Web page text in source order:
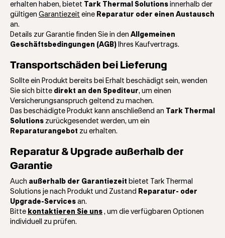
erhalten haben, bietet
Tark Thermal Solutions innerhalb der
gültigen Garantiezeit eine Reparatur oder einen Austausch
an.
Details zur Garantie finden Sie in den Allgemeinen
Geschäftsbedingungen (AGB) Ihres Kaufvertrags.
Transportschäden bei Lieferung
Sollte ein Produkt bereits bei Erhalt beschädigt sein, wenden
Sie sich bitte direkt an den Spediteur, um einen
Versicherungsanspruch geltend zu machen.
Das beschädigte Produkt kann anschließend an
Tark Thermal
Solutions zurückgesendet werden, um ein
Reparaturangebot zu erhalten.
Reparatur & Upgrade außerhalb der
Garantie
Auch außerhalb der Garantiezeit bietet Tark Thermal
Solutions je nach Produkt und Zustand Reparatur- oder
Upgrade-Services an.
Bitte kontaktieren Sie uns , um die verfügbaren Optionen
individuell zu prüfen.